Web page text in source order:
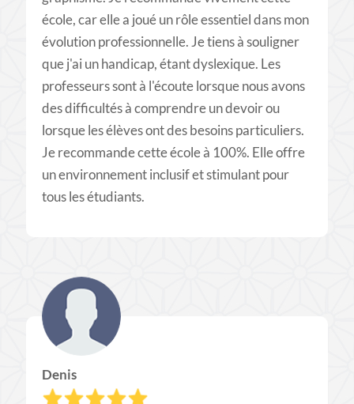
école, car elle a joué un rôle essentiel dans mon
évolution professionnelle. Je tiens à souligner
que j'ai un handicap, étant dyslexique. Les
professeurs sont à l'écoute lorsque nous avons
des difficultés à comprendre un devoir ou
lorsque les élèves ont des besoins particuliers.
Je recommande cette école à 100%. Elle offre
un environnement inclusif et stimulant pour
tous les étudiants.
Denis